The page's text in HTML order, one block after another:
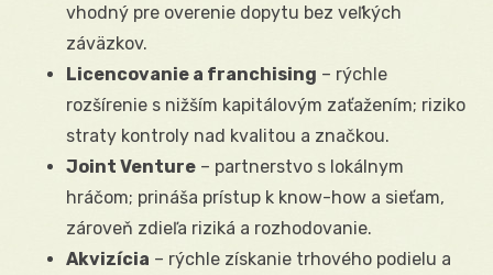
vhodný pre overenie dopytu bez veľkých
záväzkov.
Licencovanie a franchising – rýchle
rozšírenie s nižším kapitálovým zaťažením; riziko
straty kontroly nad kvalitou a značkou.
Joint Venture – partnerstvo s lokálnym
hráčom; prináša prístup k know-how a sieťam,
zároveň zdieľa riziká a rozhodovanie.
Akvizícia – rýchle získanie trhového podielu a